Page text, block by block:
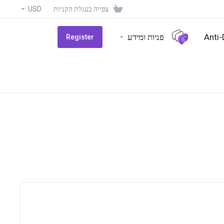
צפייה בעגלת הקניות USD
Anti- פניות ומידע Register